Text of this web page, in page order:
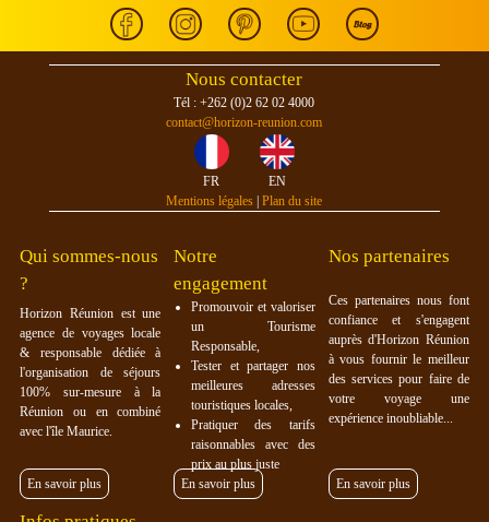
Nous contacter
Tél : +262 (0)2 62 02 4000
contact@horizon-reunion.com
FR
EN
Mentions légales
Plan du site
Qui sommes-nous
?
Horizon Réunion est une
agence de voyages locale
& responsable dédiée à
l'organisation de séjours
100% sur-mesure à la
Réunion ou en combiné
avec l'île Maurice.
En savoir plus
Notre
engagement
Promouvoir et valoriser
un Tourisme
Responsable,
Tester et partager nos
meilleures adresses
touristiques locales,
Pratiquer des tarifs
raisonnables avec des
prix au plus juste
En savoir plus
Nos partenaires
Ces partenaires nous font
confiance et s'engagent
auprès d'Horizon Réunion
à vous fournir le meilleur
des services pour faire de
votre voyage une
expérience inoubliable...
En savoir plus